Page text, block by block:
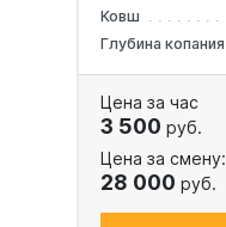
Ковш
Глубина копания
Цена за час
3 500 руб.
Цена за смену:
28 000 руб.